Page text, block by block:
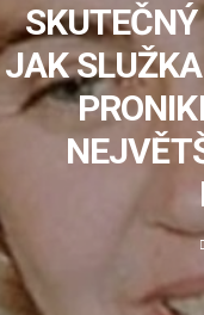
SKUTEČNÝ
JAK